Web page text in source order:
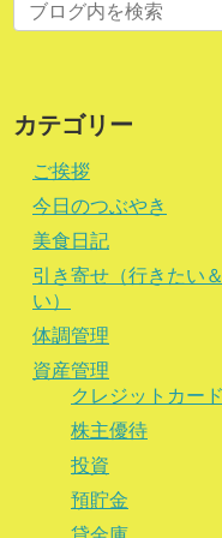
カテゴリー
ご挨拶
今日のつぶやき
美食日記
引き寄せ（行きたい
い）
体調管理
資産管理
クレジットカード
株主優待
投資
預貯金